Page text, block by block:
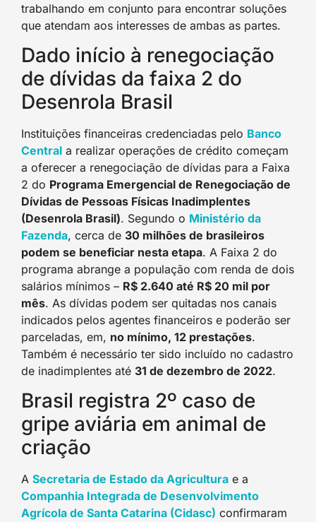
trabalhando em conjunto para encontrar soluções
que atendam aos interesses de ambas as partes.
Dado início à renegociação
de dívidas da faixa 2 do
Desenrola Brasil
Instituições financeiras credenciadas pelo Banco
Central a realizar operações de crédito começam
a oferecer a renegociação de dívidas para a Faixa
2 do Programa Emergencial de Renegociação de
Dívidas de Pessoas Físicas Inadimplentes
(Desenrola Brasil). Segundo o Ministério da
Fazenda, cerca de 30 milhões de brasileiros
podem se beneficiar nesta etapa. A Faixa 2 do
programa abrange a população com renda de dois
salários mínimos – R$ 2.640 até R$ 20 mil por
mês. As dívidas podem ser quitadas nos canais
indicados pelos agentes financeiros e poderão ser
parceladas, em, no mínimo, 12 prestações.
Também é necessário ter sido incluído no cadastro
de inadimplentes até 31 de dezembro de 2022.
Brasil registra 2º caso de
gripe aviária em animal de
criação
A Secretaria de Estado da Agricultura e a
Companhia Integrada de Desenvolvimento
Agrícola de Santa Catarina (Cidasc) confirmaram